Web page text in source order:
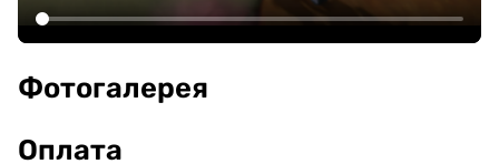
Фотогалерея
Оплата